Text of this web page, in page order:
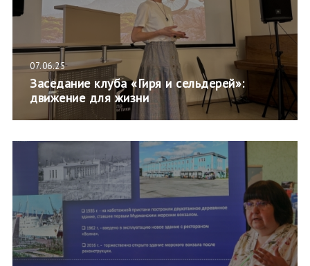
07.06.25
Заседание клуба «Гиря и сельдерей»:
движение для жизни